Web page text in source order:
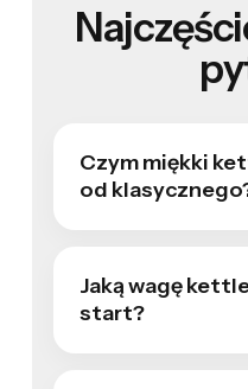
Czym miękki
od
Jaką wagę
start?